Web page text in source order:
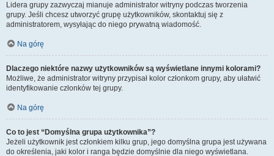
Lidera grupy zazwyczaj mianuje administrator witryny podczas tworzenia
grupy. Jeśli chcesz utworzyć grupę użytkowników, skontaktuj się z
administratorem, wysyłając do niego prywatną wiadomość.
Na górę
Dlaczego niektóre nazwy użytkowników są wyświetlane innymi kolorami?
Możliwe, że administrator witryny przypisał kolor członkom grupy, aby ułatwić
identyfikowanie członków tej grupy.
Na górę
Co to jest “Domyślna grupa użytkownika”?
Jeżeli użytkownik jest członkiem kilku grup, jego domyślna grupa jest używana
do określenia, jaki kolor i ranga będzie domyślnie dla niego wyświetlana.